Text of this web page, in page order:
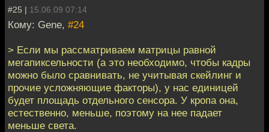
#25 | 15.06.09 07:14
Кому: Gene, #24
> Если мы рассматриваем матрицы равной
мегапиксельности (а это необходимо, чтобы кадры
можно было сравнивать, не учитывая скейлинг и
прочие усложняющие факторы), у нас единицей
будет площадь отдельного сенсора. У кропа она,
естественно, меньше, поэтому на нее падает
меньше света.